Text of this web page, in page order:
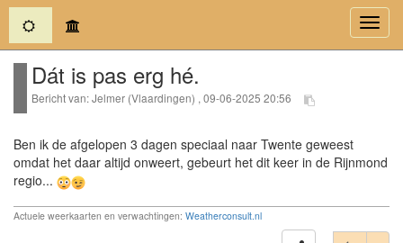
(current)
Dát is pas erg hé.
Bericht van: Jelmer (Vlaardingen) , 09-06-2025 20:56
Ben ik de afgelopen 3 dagen speciaal naar Twente geweest
omdat het daar altijd onweert, gebeurt het dit keer in de Rijnmond
regio...
Actuele weerkaarten en verwachtingen: Weatherconsult.nl